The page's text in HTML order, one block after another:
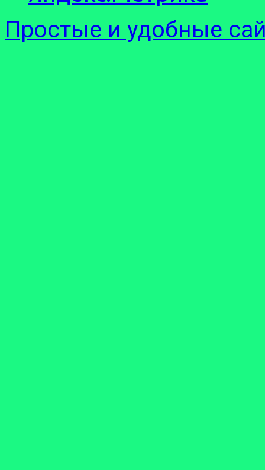
Простые и удобные